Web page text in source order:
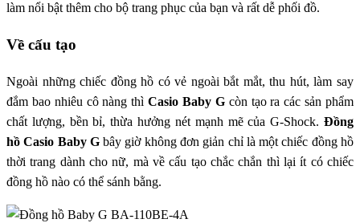
làm nổi bật thêm cho bộ trang phục của bạn và rất dễ phối đồ.
Về cấu tạo
Ngoài những chiếc đồng hồ có vẻ ngoài bắt mắt, thu hút, làm say
đắm bao nhiêu cô nàng thìCasio Baby Gcòn tạo ra các sản phẩm
chất lượng, bền bỉ, thừa hưởng nét mạnh mẽ của G-Shock. Đồng
hồ Casio Baby Gbây giờ không đơn giản chỉ là một chiếc đồng hồ
thời trang dành cho nữ, mà về cấu tạo chắc chắn thì lại ít có chiếc
đồng hồ nào có thể sánh bằng.